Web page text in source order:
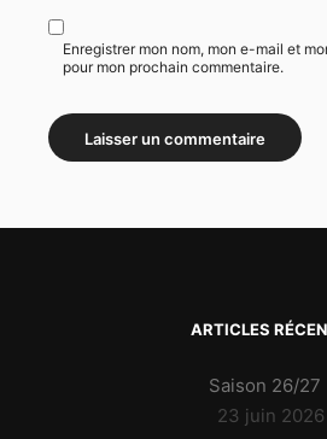
Enregistrer mon nom, mon e-mail et
pour mon prochain commentaire.
ARTICLES
Saison 26/27
23 juin 2026